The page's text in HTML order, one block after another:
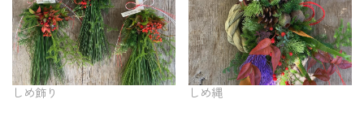
しめ飾り しめ縄